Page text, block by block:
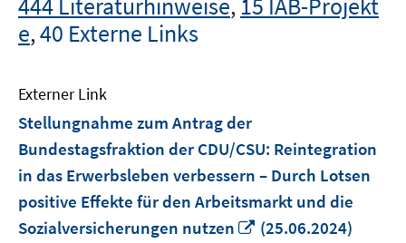
e,40 Externe Links
Externer Link
Stellungnahme zum Antrag der
Bundestagsfraktion der CDU/CSU: Reintegration
in das Erwerbsleben verbessern – Durch Lotsen
positive Effekte für den Arbeitsmarkt und die
Sozialversicherungen nutzen
In
(25.06.2024)